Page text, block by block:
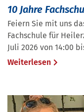
10 Jahre
Feiern Sie mit uns
Fachschule für
Juli 2026 von 14:00
Weiterlesen